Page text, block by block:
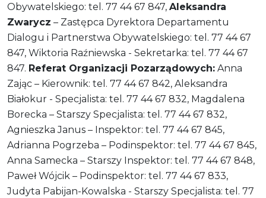
Obywatelskiego: tel. 77 44 67 847, Aleksandra
Zwarycz – Zastępca Dyrektora Departamentu
Dialogu i Partnerstwa Obywatelskiego: tel. 77 44 67
847, Wiktoria Raźniewska - Sekretarka: tel. 77 44 67
847. Referat Organizacji Pozarządowych: Anna
Zając – Kierownik: tel. 77 44 67 842, Aleksandra
Białokur - Specjalista: tel. 77 44 67 832, Magdalena
Borecka – Starszy Specjalista: tel. 77 44 67 832,
Agnieszka Janus – Inspektor: tel. 77 44 67 845,
Adrianna Pogrzeba – Podinspektor: tel. 77 44 67 845,
Anna Samecka – Starszy Inspektor: tel. 77 44 67 848,
Paweł Wójcik – Podinspektor: tel. 77 44 67 833,
Judyta Pabijan-Kowalska - Starszy Specjalista: tel. 77